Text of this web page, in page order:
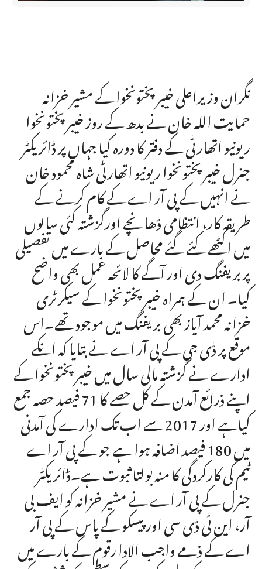
نگران وزیراعلیٰ خیبرپختونخوا کے مشیر خزانہ
حمایت اللہ خان نے بدھ کے روز خیبرپختونخوا
ریونیو اتھارٹی کے دفتر کا دورہ کیا جہاں پر ڈائریکٹر
جنرل خیبر پختونخوا ریونیو اتھارٹی شاہ محمود خان
نے انہیں کے پی آر اے کے کام کرنے کے
طریقہ کار، انتظامی ڈھانچے اورگزشتہ کئی سالوں
میں اکٹھے کئے گئے محاصل کے بارے میں تفصیلی
پربریفنگ دی اور آگے کا لائحہ عمل بھی واضح
کیا۔ ان کے ہمراہ خیبرپختونخوا کے سیکرٹری
خزانہ محمد آیاز بھی بریفنگ میں موجود تھے۔اس
موقع پر ڈی جی کے پی آر اے نے بتایا کہ انکے
ادارے نے گزشتہ مالی سال میں خیبرپختونخوا کے
اپنے ذرائع آمدن کے کل حصے کا 71 فیصد حصہ جمع
کیاہے اور 2017 سے اب تک ادارے کی آمدنی
میں 180 فیصد اضافہ ہوا ہے جو کے پی آر اے
ٹیم کی کارکردگی کا منہ بولتا ثبوت ہے۔ڈائریکٹر
جنرل کے پی آر اے نے مشیر خزانہ کو ایف بی
آر، این ٹی ڈی سی اور پیسکو کے پاس کے پی آر
اے کے ذمے واجب الادا رقوم کے بارے میں